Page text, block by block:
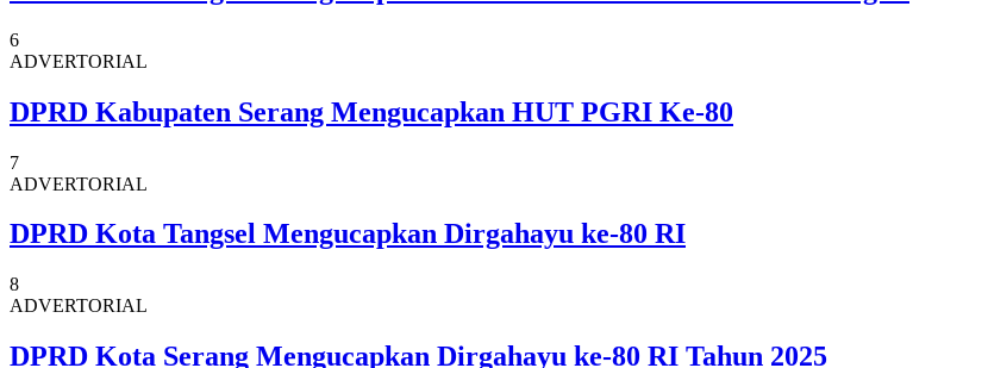
6
ADVERTORIAL
DPRD Kabupaten Serang Mengucapkan HUT PGRI Ke-80
7
ADVERTORIAL
DPRD Kota Tangsel Mengucapkan Dirgahayu ke-80 RI
8
ADVERTORIAL
DPRD Kota Serang Mengucapkan Dirgahayu ke-80 RI Tahun 2025